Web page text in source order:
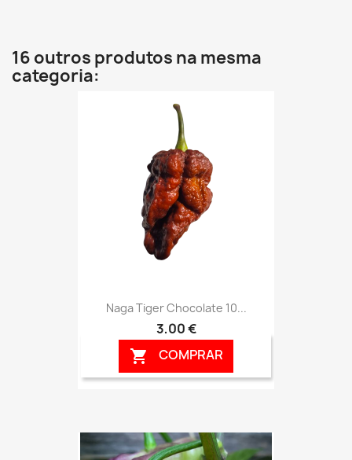
16 outros produtos na mesma
categoria:
Naga Tiger Chocolate 10...
3,00 €
 COMPRAR